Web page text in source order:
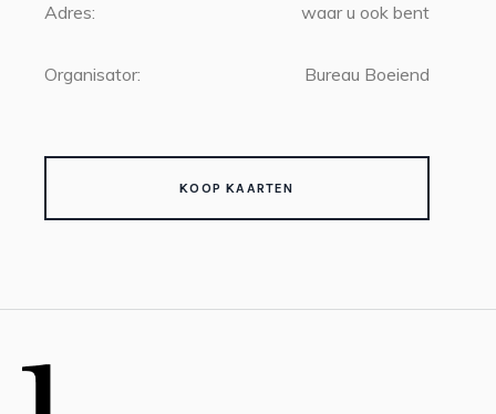
Adres:
waar u ook bent
Organisator: Bureau Boeiend
KOOP KAARTEN